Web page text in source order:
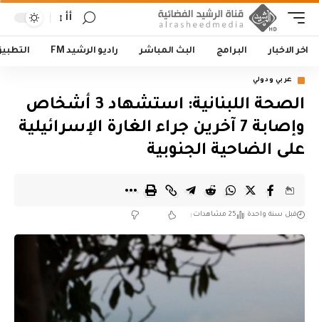
أأ
اخر الاخبار البرامج البث المباشر راديو الرشيد FM
عربي ودولي
الصحة اللبنانية: استشهاد 3 أشخاص
وإصابة 7 آخرين جراء الغارة الإسرائيلية
على الضاحية الجنوبية
قبل سنة واحدة 25 مشاهدات